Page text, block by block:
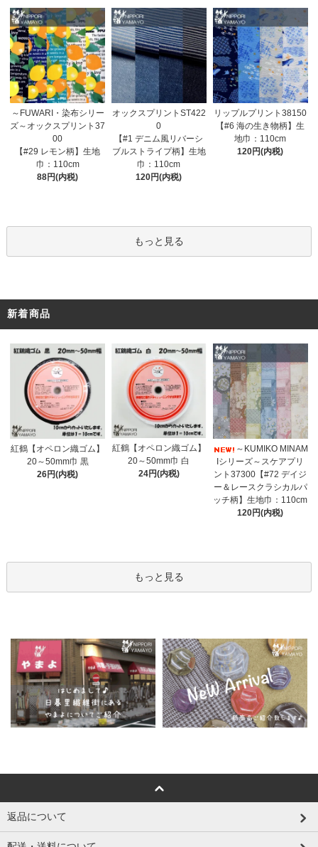
～FUWARI・染布シリー
ズ～オックスプリント37
00
【#29 レモン柄】生地
巾：110cm
88円(内税)
オックスプリントST422
0
【#1 デニム風リバーシ
ブルストライプ柄】生地
巾：110cm
120円(内税)
リップルプリント38150
【#6 海の生き物柄】生
地巾：110cm
120円(内税)
もっと見る
新着商品
紅鶴【オペロン織ゴム】
20～50mm巾 黒
26円(内税)
紅鶴【オペロン織ゴム】
20～50mm巾 白
24円(内税)
～KUMIKO MINAM
Iシリーズ～スケアプリ
ント37300【#72 デイジ
ー＆レースクラシカルパ
ッチ柄】生地巾：110cm
120円(内税)
もっと見る
返品について